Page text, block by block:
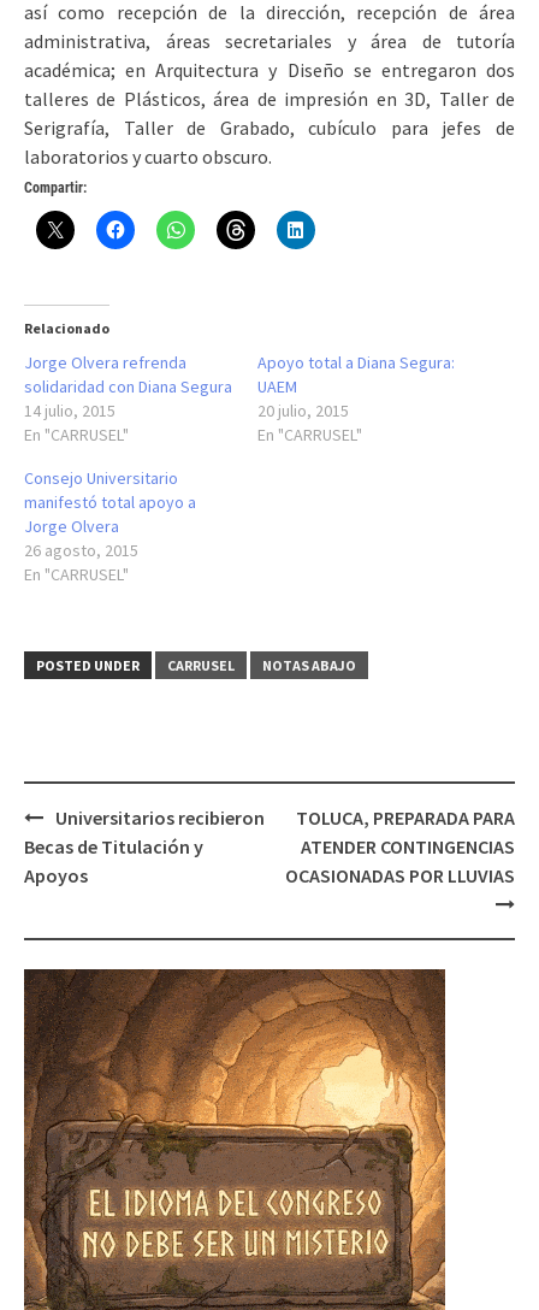
así como recepción de la dirección, recepción de área
administrativa, áreas secretariales y área de tutoría
académica; en Arquitectura y Diseño se entregaron dos
talleres de Plásticos, área de impresión en 3D, Taller de
Serigrafía, Taller de Grabado, cubículo para jefes de
laboratorios y cuarto obscuro.
Compartir:
Relacionado
Jorge Olvera refrenda
solidaridad con Diana Segura
14 julio, 2015
En "CARRUSEL"
Apoyo total a Diana Segura:
UAEM
20 julio, 2015
En "CARRUSEL"
Consejo Universitario
manifestó total apoyo a
Jorge Olvera
26 agosto, 2015
En "CARRUSEL"
POSTED UNDER CARRUSEL NOTAS ABAJO
Post
navigation
Universitarios recibieron
Becas de Titulación y
Apoyos
TOLUCA, PREPARADA PARA
ATENDER CONTINGENCIAS
OCASIONADAS POR LLUVIAS